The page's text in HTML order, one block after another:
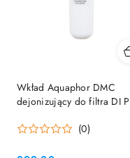
Wkład Aquaphor DMC
dejonizujący do filtra DI
(0)